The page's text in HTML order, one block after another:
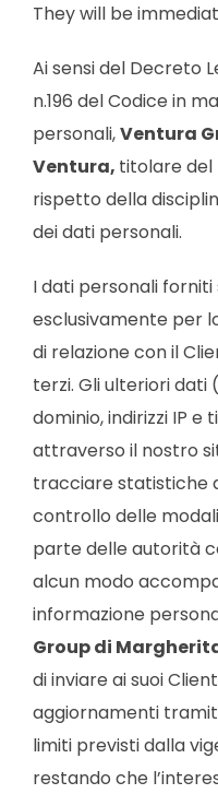
They will be
Ai sensi del Decreto
n.196 del Codice in
personali,Ventura
Ventura, titolare
rispetto della
dei dati personali.
I dati personali
esclusivamente per
di relazione con il
terzi. Gli ulteriori dati
dominio, indirizzi IP
attraverso il nostro
tracciare statistiche
controllo delle
parte delle autorità
alcun modo
informazione
Group di
di inviare ai suoi
aggiornamenti
limiti previsti dalla
restando che